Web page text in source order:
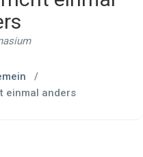
/
einmal anders